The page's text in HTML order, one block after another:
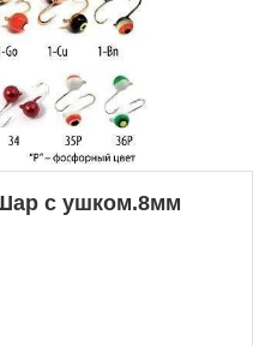
с ушком.8мм